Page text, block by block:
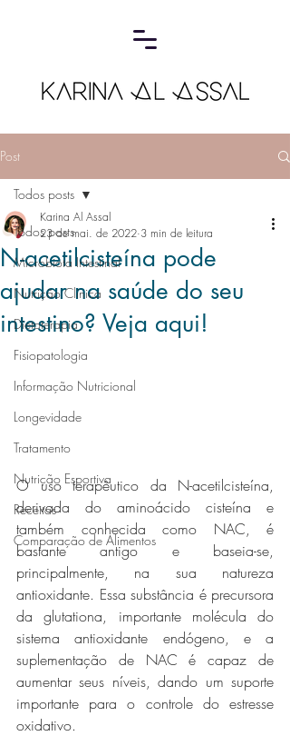
Post
Todos posts
Microbiota Intestinal
Nutrição Clínica
Dietoterapia
Fisiopatologia
Informação Nutricional
Longevidade
Tratamento
Nutrição Esportiva
Receitas
Comparação de Alimentos
Todos posts
N-acetilcisteína pode
ajudar na saúde do seu
intestino? Veja aqui!
Karina Al Assal
23 de mai. de 2022 3 min de leitura
O uso terapêutico da N-acetilcisteína,
derivada do aminoácido cisteína e
também conhecida como NAC, é
bastante antigo e baseia-se,
principalmente, na sua natureza
antioxidante. Essa substância é precursora
da glutationa, importante molécula do
sistema antioxidante endógeno, e a
suplementação de NAC é capaz de
aumentar seus níveis, dando um suporte
importante para o controle do estresse
oxidativo.